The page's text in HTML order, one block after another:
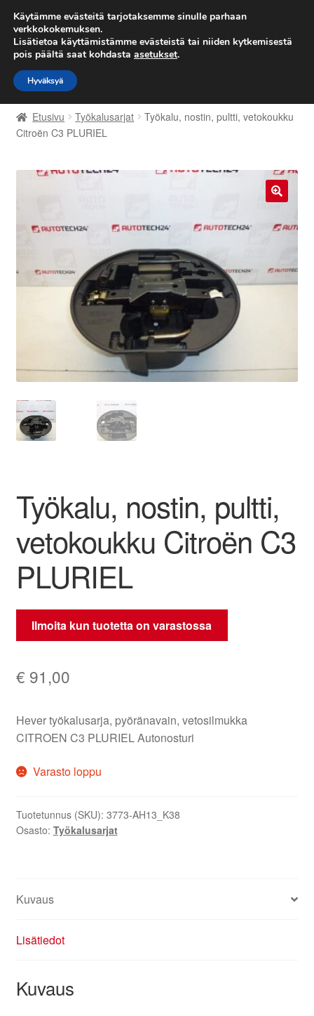
TOIMITUS alkaen 7 EUR
Siirry
navigointiin
Siirry
sisältöön
Etusivu
Kärry
Maailmanlaajuinen toimitus
Maksut
Tarkista
Tilini
Valitukset
Etusivu Työkalusarjat
Työkalu, nostin, pultti, vetokoukku
Citroën C3 PLURIEL
Työkalu, nostin, pultti,
vetokoukku Citroën C3
PLURIEL
Ilmoita kun tuotetta on varastossa
€ 91,00
Hever työkalusarja, pyöränavain, vetosilmukka
CITROEN C3 PLURIEL Autonosturi
Varasto loppu
Tuotetunnus (SKU): 3773-AH13_K38
Osasto: Työkalusarjat
Kuvaus
Lisätiedot
Kuvaus
Käytämme evästeitä tarjotaksemme sinulle parhaan
verkkokokemuksen.
Lisätietoa käyttämistämme evästeistä tai niiden kytkemisestä
pois päältä saat kohdasta asetukset.
Hyväksyä